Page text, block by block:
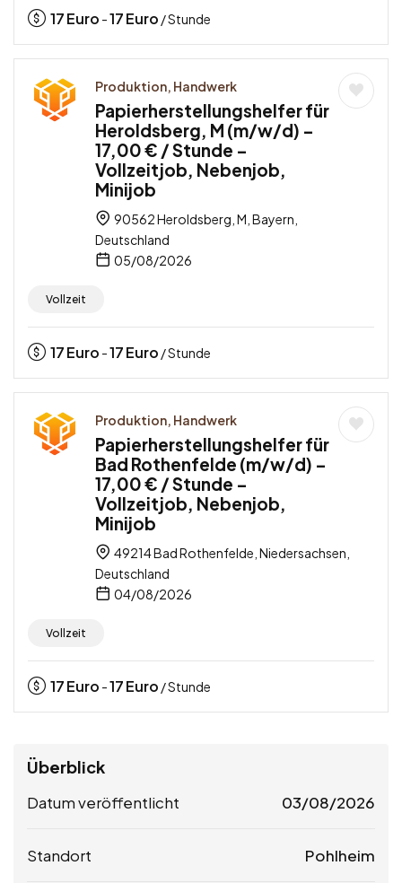
17Euro -17Euro / Stunde
Produktion, Handwerk
Papierherstellungshelfer für
Heroldsberg, M (m/w/d) –
17,00 € / Stunde –
Vollzeitjob, Nebenjob,
Minijob
90562 Heroldsberg, M, Bayern,
Deutschland
05/08/2026
Vollzeit
17Euro -17Euro / Stunde
Produktion, Handwerk
Papierherstellungshelfer für
Bad Rothenfelde (m/w/d) –
17,00 € / Stunde –
Vollzeitjob, Nebenjob,
Minijob
49214 Bad Rothenfelde, Niedersachsen,
Deutschland
04/08/2026
Vollzeit
17Euro -17Euro / Stunde
Überblick
Datum veröffentlicht 03/08/2026
Standort Pohlheim